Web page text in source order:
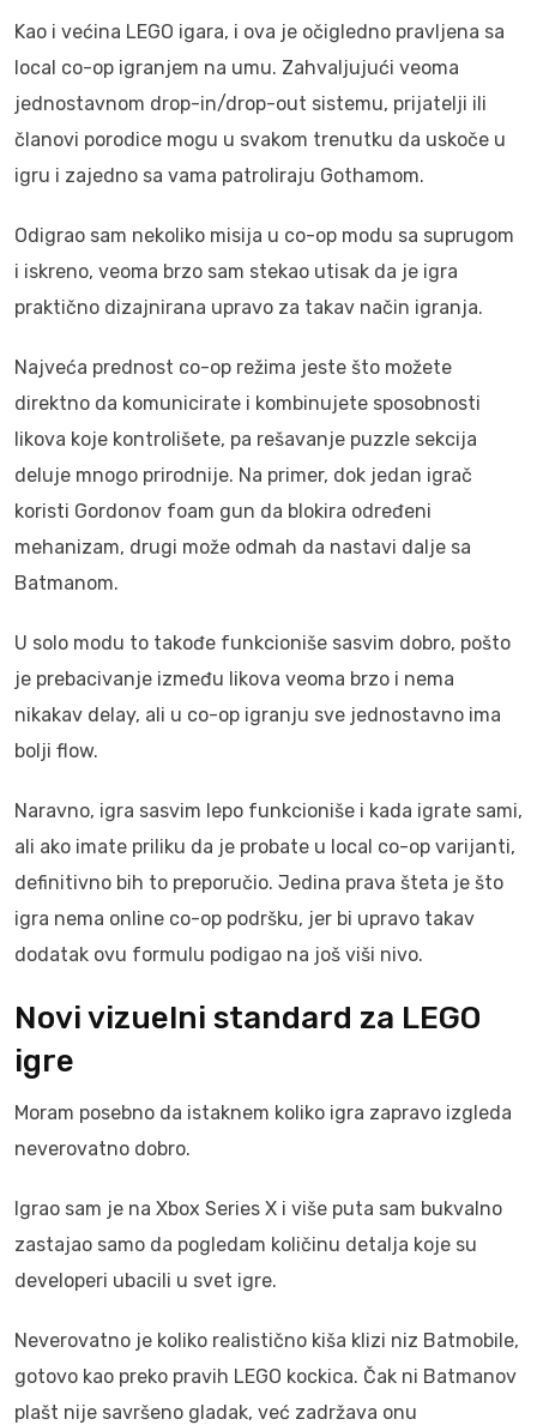
Kao i većina LEGO igara, i ova je očigledno pravljena sa
local co-op igranjem na umu. Zahvaljujući veoma
jednostavnom drop-in/drop-out sistemu, prijatelji ili
članovi porodice mogu u svakom trenutku da uskoče u
igru i zajedno sa vama patroliraju Gothamom.
Odigrao sam nekoliko misija u co-op modu sa suprugom
i iskreno, veoma brzo sam stekao utisak da je igra
praktično dizajnirana upravo za takav način igranja.
Najveća prednost co-op režima jeste što možete
direktno da komunicirate i kombinujete sposobnosti
likova koje kontrolišete, pa rešavanje puzzle sekcija
deluje mnogo prirodnije. Na primer, dok jedan igrač
koristi Gordonov foam gun da blokira određeni
mehanizam, drugi može odmah da nastavi dalje sa
Batmanom.
U solo modu to takođe funkcioniše sasvim dobro, pošto
je prebacivanje između likova veoma brzo i nema
nikakav delay, ali u co-op igranju sve jednostavno ima
bolji flow.
Naravno, igra sasvim lepo funkcioniše i kada igrate sami,
ali ako imate priliku da je probate u local co-op varijanti,
definitivno bih to preporučio. Jedina prava šteta je što
igra nema online co-op podršku, jer bi upravo takav
dodatak ovu formulu podigao na još viši nivo.
Novi vizuelni standard za LEGO
igre
Moram posebno da istaknem koliko igra zapravo izgleda
neverovatno dobro.
Igrao sam je na Xbox Series X i više puta sam bukvalno
zastajao samo da pogledam količinu detalja koje su
developeri ubacili u svet igre.
Neverovatno je koliko realistično kiša klizi niz Batmobile,
gotovo kao preko pravih LEGO kockica. Čak ni Batmanov
plašt nije savršeno gladak, već zadržava onu